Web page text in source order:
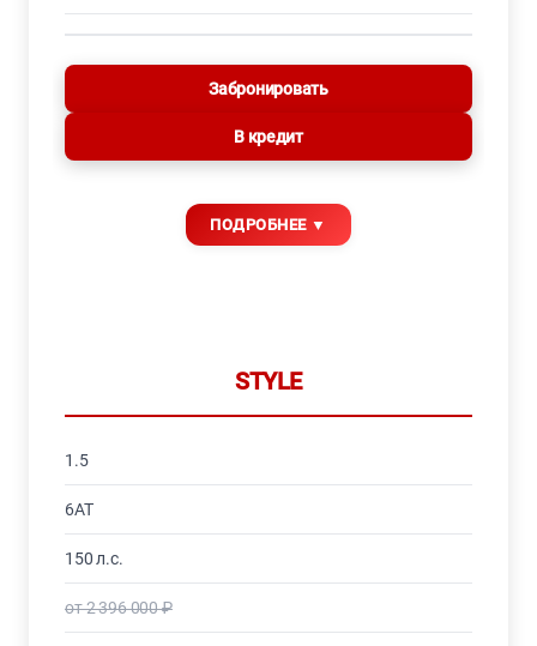
Забронировать
В кредит
STYLE
1.5
6AT
150 л.с.
от 2 396 000 ₽